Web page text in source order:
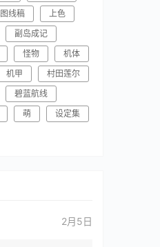
线稿
上色
副岛成记
怪物
机体
机甲
村田莲尔
碧蓝航线
萌
设定集
2月5日